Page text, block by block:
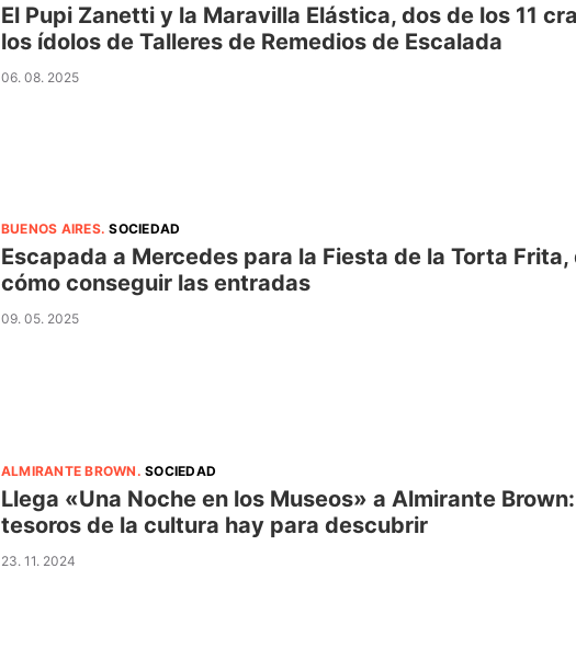
El Pupi Zanetti y la Maravilla Elástica, dos de los 11
los ídolos de Talleres de Remedios de Escalada
06. 08. 2025
BUENOS AIRES.SOCIEDAD
Escapada a Mercedes para la Fiesta de la Torta
cómo conseguir las entradas
09. 05. 2025
ALMIRANTE BROWN .SOCIEDAD
Llega «Una Noche en los Museos» a Almirante
tesoros de la cultura hay para descubrir
23. 11. 2024